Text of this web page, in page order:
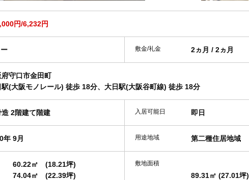
円/6,232円
敷金/礼金 2ヵ月 / 2ヵ月
府守口市金田町
駅(大阪モノレール) 徒歩 18分、大日駅(大阪谷町線) 徒歩 18分
造 2階建て階建 入居可能日 即日
年 9月 用途地域 第二種住居地域
60.22㎡
(18.21坪)
74.04㎡
(22.39坪)
敷地面積
89.31㎡ (27.01坪)